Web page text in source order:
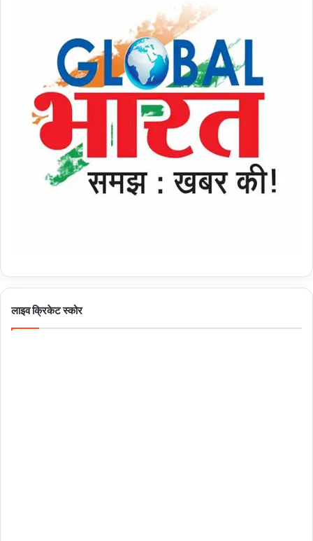
लाइव क्रिकेट स्कोर